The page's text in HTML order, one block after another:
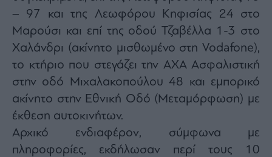
Content
Branded
Content
Reports
&
Branded
Content
Calendar
Monocle
Media
Lab
– 97 και της Λεωφόρου Κηφισίας 24 στο
Μαρούσι και επί της οδού Τζαβέλλα 1-3 στο
Χαλάνδρι (ακίνητο μισθωμένο στη Vodafone),
το κτήριο που στεγάζει την AXA Ασφαλιστική
στην οδό Μιχαλακοπούλου 48 και εμπορικό
ακίνητο στην Εθνική Οδό (Μεταμόρφωση) με
έκθεση αυτοκινήτων.
Αρχικό ενδιαφέρον, σύμφωνα με
πληροφορίες, εκδήλωσαν περί τους 10